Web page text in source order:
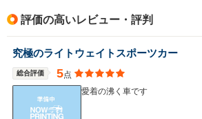
ホイールベース
-m
評価の高いレビュー・評判
究極のライトウェイトスポーツカー
総合評価 5点
愛着の沸く車です